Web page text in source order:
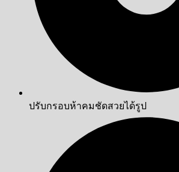
ปรับกรอบห้าคมชัดสวยได้รูป